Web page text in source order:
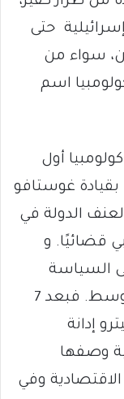
حتى
سواء من
اسم
انتخبت كولومبيا أول
غوستافو
لعنف الدولة في
قضائيًا. و
السياسة
الخارجية، ولا سيّما تجاه الشرق الأوسط. فبعد 7
رفض بيترو إدانة
وصفها
الاقتصادية وفي